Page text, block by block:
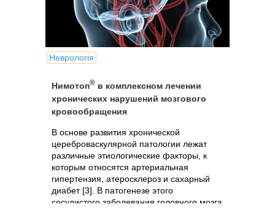
Неврологія
Нимотоп® в комплексном лечении
хронических нарушений мозгового
кровообращения
В основе развития хронической
цереброваскулярной патологии лежат
различные этиологические факторы, к
которым относятся артериальная
гипертензия, атеросклероз и сахарный
диабет [3]. В патогенезе этого
сосудистого заболевания головного мозга